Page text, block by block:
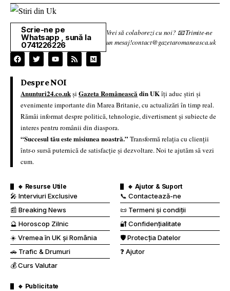
Scrie-ne pe
Whatsapp , sună la
0741226226
Vrei să colaborezi cu noi? 📧 Trimite-ne
un mesaj!contact@gazetaromaneasca.uk
Despre NOI
Anunturi24.co.ukși Gazeta Româneascădin UKîți aduc știri și
evenimente importante din Marea Britanie, cu actualizări în timp real.
Rămâi informat despre politică, tehnologie, divertisment și subiecte de
interes pentru românii din diaspora.
“Succesul tău este misiunea noastră.” Transformă relația cu clienții
într-o sursă puternică de satisfacție și dezvoltare. Noi te ajutăm să vezi
cum.
🔹 Resurse Utile
🎤 Interviuri Exclusive
📰 Breaking News
🔮 Horoscop Zilnic
☀️ Vremea în UK și România
🚗 Trafic & Drumuri
💰 Curs Valutar
🔹 Ajutor & Suport
📞 Contactează-ne
📜 Termeni și condiții
🔐 Confidențialitate
🛡️ Protecția Datelor
❓ Ajutor
🔹 Publicitate